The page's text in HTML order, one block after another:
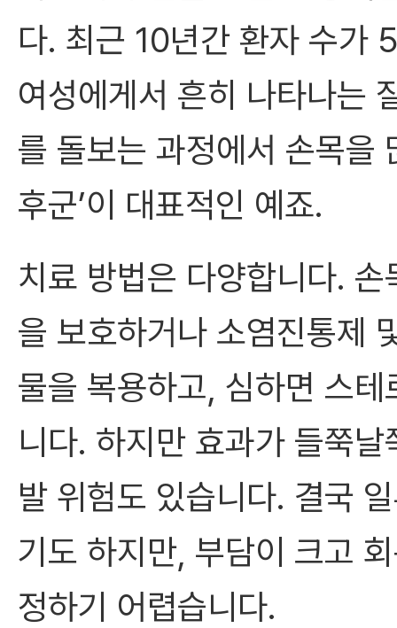
다. 최근 10년간 환자 수가
여성에게서 흔히 나타나는
를 돌보는 과정에서 손목을
후군’이 대표적인 예죠.
치료 방법은 다양합니다.
을 보호하거나 소염진통제
물을 복용하고, 심하면 스
니다. 하지만 효과가 들쭉
발 위험도 있습니다. 결국
기도 하지만, 부담이 크고
정하기 어렵습니다.